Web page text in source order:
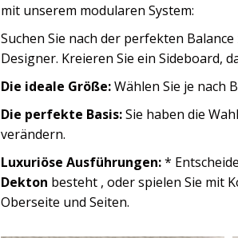
mit unserem modularen System:
Suchen Sie nach der perfekten
Designer. Kreieren Sie ein Sideboard,
Die ideale Größe:Wählen Sie je nach
Die perfekte Basis:Sie haben die
verändern.
Luxuriöse Ausführungen:*
Dekton besteht , oder spielen Sie mit
Oberseite und Seiten.